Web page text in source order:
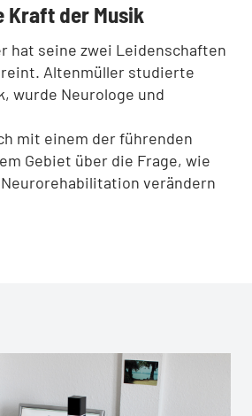
Kraft der Musik
hat seine zwei Leidenschaften
Altenmüller studierte
wurde Neurologe und
mit einem der führenden
Gebiet über die Frage, wie
verändern